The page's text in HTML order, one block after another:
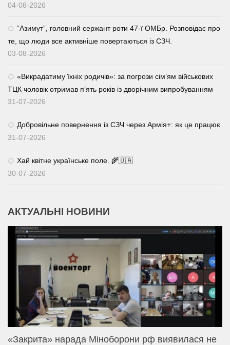
04-08-2026
⁨”Азимут”, головний сержант роти 47-ї ОМБр. Розповідає про
те, що люди все активніше повертаються із СЗЧ.
03-08-2026
«Викрадатиму їхніх родичів»: за погрози сім’ям військових
ТЦК чоловік отримав п’ять років із дворічним випробуванням
31-07-2026
Добровільне повернення із СЗЧ через Армія+: як це працює
31-07-2026
Хай квітне українське поле. 🌾🇺🇦
30-07-2026
АКТУАЛЬНІ НОВИНИ
«Закрита» нарада Міноборони рф виявилася не